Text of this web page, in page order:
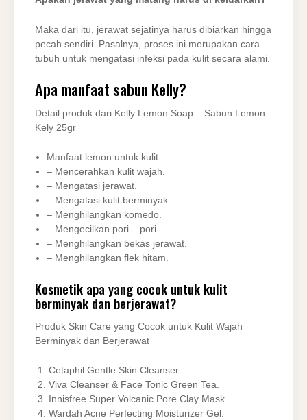
Maka dari itu, jerawat sejatinya harus dibiarkan hingga
pecah sendiri. Pasalnya, proses ini merupakan cara
tubuh untuk mengatasi infeksi pada kulit secara alami.
Apa manfaat sabun Kelly?
Detail produk dari Kelly Lemon Soap – Sabun Lemon
Kely 25gr
Manfaat lemon untuk kulit :
– Mencerahkan kulit wajah.
– Mengatasi jerawat.
– Mengatasi kulit berminyak.
– Menghilangkan komedo.
– Mengecilkan pori – pori.
– Menghilangkan bekas jerawat.
– Menghilangkan flek hitam.
Kosmetik apa yang cocok untuk kulit
berminyak dan berjerawat?
Produk Skin Care yang Cocok untuk Kulit Wajah
Berminyak dan Berjerawat
Cetaphil Gentle Skin Cleanser.
Viva Cleanser & Face Tonic Green Tea.
Innisfree Super Volcanic Pore Clay Mask.
Wardah Acne Perfecting Moisturizer Gel.